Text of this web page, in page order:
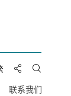
分享到:
打开搜
联系我们